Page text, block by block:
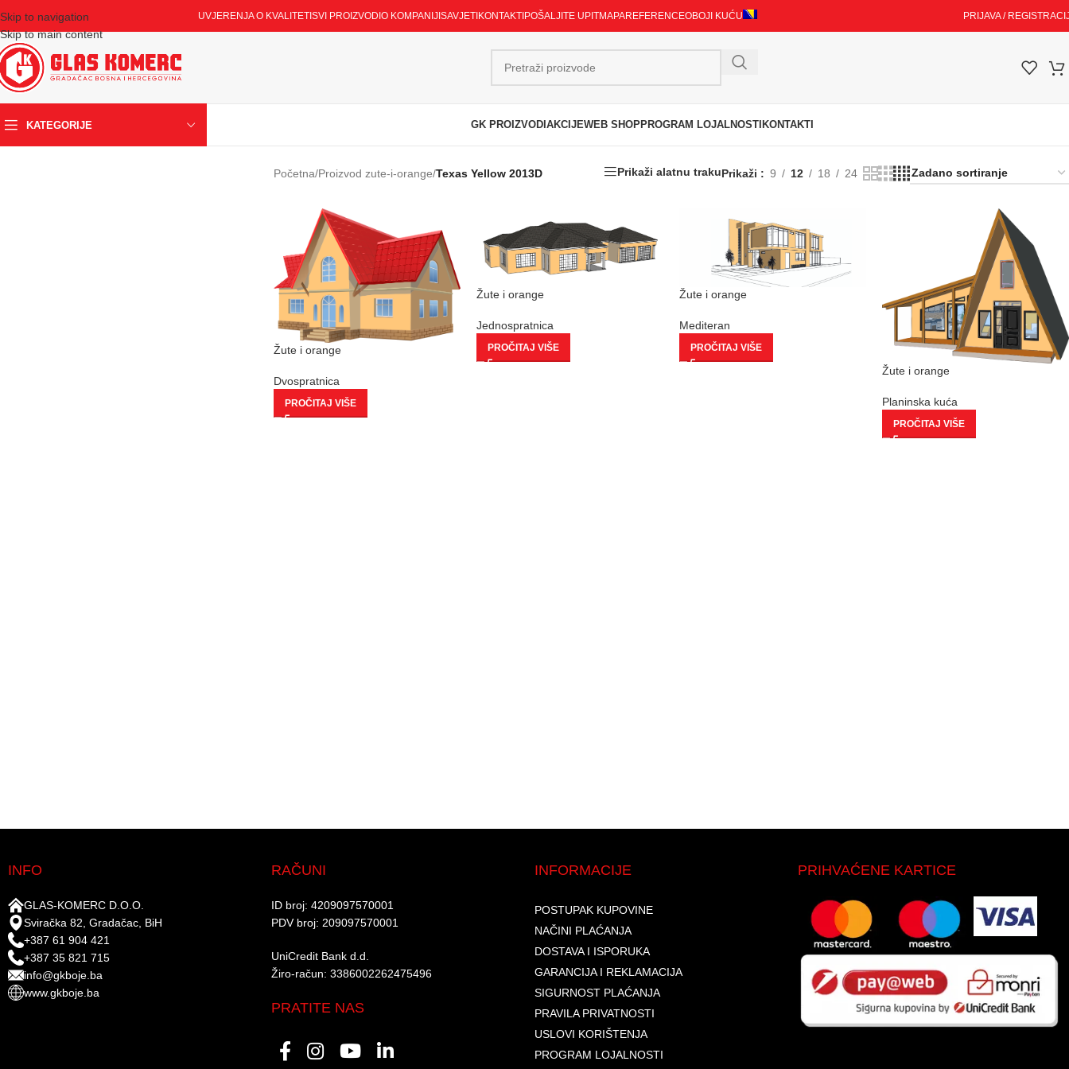
Skip to navigation
Skip to main content
UVJERENJA O KVALITETI SVI PROIZVODI O KOMPANIJI SAVJETI KONTAKTI POŠALJITE UPITMAPAREFERENCEOBOJI KUĆU PRIJAVA /
KATEGORIJE GK PROIZVODI AKCIJEWEB SHOPPROGRAM LOJALNOSTI KONTAKTI
Početna/Proizvod zute-i-orange/Texas Yellow 2013D Prikaži alatnu trakuPrikaži 9 12 18 24
Žute i orange
Dvospratnica
PROČITAJ VIŠE
Žute i orange
Jednospratnica
PROČITAJ VIŠE
Žute i orange
Mediteran
PROČITAJ VIŠE
Žute i orange
Planinska kuća
PROČITAJ VIŠE
INFO
GLAS-KOMERC D.O.O.
Sviračka 82, Gradačac, BiH
+387 61 904 421
+387 35 821 715
info@gkboje.ba
www.gkboje.ba
RAČUNI
ID broj: 4209097570001​
PDV broj: 209097570001 ​
UniCredit Bank d.d.​
Žiro-račun: 3386002262475496​​
PRATITE NAS
INFORMACIJE
POSTUPAK KUPOVINE
NAČINI PLAĆANJA
DOSTAVA I ISPORUKA
GARANCIJA I REKLAMACIJA
SIGURNOST PLAĆANJA
PRAVILA PRIVATNOSTI
USLOVI KORIŠTENJA
PROGRAM LOJALNOSTI
PRIHVAĆENE KARTICE